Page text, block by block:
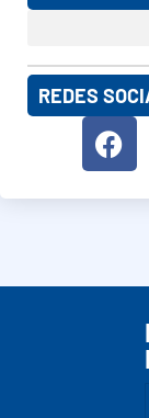
REDES